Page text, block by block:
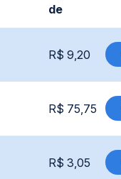
de
R$ 9,20
R$ 75,75
R$ 3,05